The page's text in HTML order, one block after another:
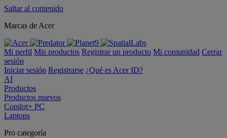
Saltar al contenido
Marcas de Acer
Mi perfil Mis productos Registrar un producto Mi comunidad Cerrar
sesión
Iniciar sesión Registrarse ¿Qué es Acer ID?
AI
Productos
Productos nuevos
Copilot+ PC
Laptops
Pro categoría